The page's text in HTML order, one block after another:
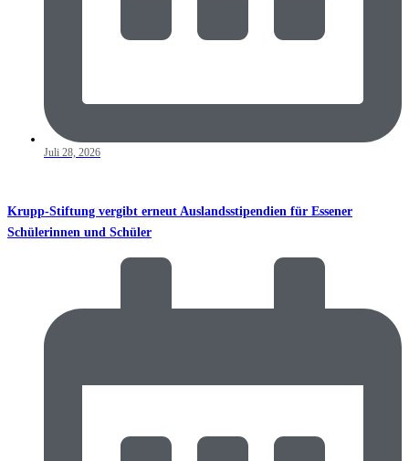
Juli 28, 2026
Krupp-Stiftung vergibt erneut Auslandsstipendien für Essener
Schülerinnen und Schüler